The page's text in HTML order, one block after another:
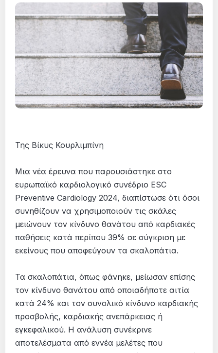
Της Βίκυς Κουρλιμπίνη
Μια νέα έρευνα που παρουσιάστηκε στο
ευρωπαϊκό καρδιολογικό συνέδριο ESC
Preventive Cardiology 2024, διαπίστωσε ότι όσοι
συνηθίζουν να χρησιμοποιούν τις σκάλες
μειώνουν τον κίνδυνο θανάτου από καρδιακές
παθήσεις κατά περίπου 39% σε σύγκριση με
εκείνους που αποφεύγουν τα σκαλοπάτια.
Τα σκαλοπάτια, όπως φάνηκε, μείωσαν επίσης
τον κίνδυνο θανάτου από οποιαδήποτε αιτία
κατά 24% και τον συνολικό κίνδυνο καρδιακής
προσβολής, καρδιακής ανεπάρκειας ή
εγκεφαλικού. Η ανάλυση συνέκρινε
αποτελέσματα από εννέα μελέτες που